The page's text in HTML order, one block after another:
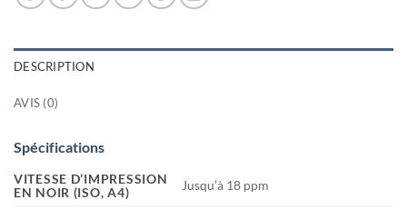
DESCRIPTION
AVIS (0)
Spécifications
VITESSE D’IMPRESSION
EN NOIR (ISO, A4)
Jusqu’à 18 ppm